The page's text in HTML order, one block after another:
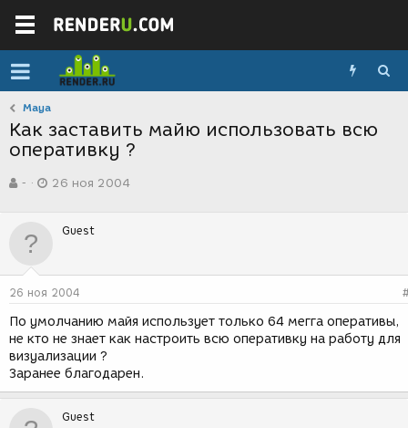
Maya
Как заставить майю использовать всю
оперативку ?
в
р
м
-
а
д
н
и
я
26 ноя 2004
Guest
26 ноя 2004
По умолчанию майя использует только 64 мегга оперативы,
не кто не знает как настроить всю оперативку на работу для
визуализации ?
Заранее благодарен.
Guest